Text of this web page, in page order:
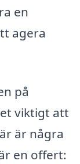
en
agera
på
viktigt att
är några
en offert: